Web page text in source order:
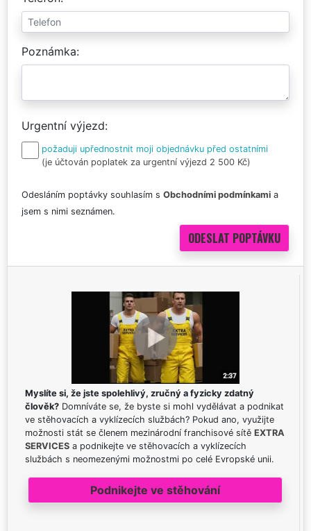
Poznámka
Urgentní výjezd
požaduji upřednostnit moji objednávku před ostatními
(je účtován poplatek za urgentní výjezd 2 500 Kč)
Odesláním poptávky souhlasím s Obchodními podmínkami a
jsem s nimi seznámen.
Myslíte si, že jste spolehlivý, zručný a fyzicky zdatný
člověk? Domníváte se, že byste si mohl vydělávat a podnikat
ve stěhovacích a vyklízecích službách? Pokud ano, využijte
možnosti stát se členem mezinárodní franchisové sítě EXTRA
SERVICES a podnikejte ve stěhovacích a vyklízecích
službách s neomezenými možnostmi po celé Evropské unii.
Podnikejte ve stěhování